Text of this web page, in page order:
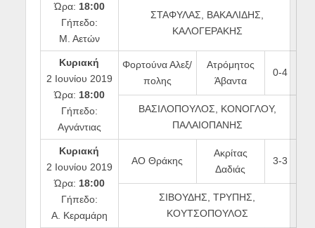
Ώρα: 18:00
Γήπεδο:
Μ. Αετών
ΣΤΑΦΥΛΑΣ, ΒΑΚΑΛΙΔΗΣ,
ΚΑΛΟΓΕΡΑΚΗΣ
Κυριακή
2 Ιουνίου 2019
Ώρα: 18:00
Γήπεδο:
Αγνάντιας
Φορτούνα Αλεξ/
πολης
Ατρόμητος
Άβαντα
0-4
ΒΑΣΙΛΟΠΟΥΛΟΣ, ΚΟΝΟΓΛΟΥ,
ΠΑΛΑΙΟΠΑΝΗΣ
Κυριακή
2 Ιουνίου 2019
Ώρα: 18:00
Γήπεδο:
Α. Κεραμάρη
ΑΟ Θράκης
Ακρίτας
Δαδιάς
3-3
ΣΙΒΟΥΔΗΣ, ΤΡΥΠΗΣ,
ΚΟΥΤΣΟΠΟΥΛΟΣ